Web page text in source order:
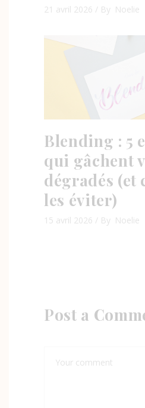
21 avril 2026 By Noelie
Blending : 5
qui gâchent
dégradés (et
les éviter)
15 avril 2026 By Noelie
Post a